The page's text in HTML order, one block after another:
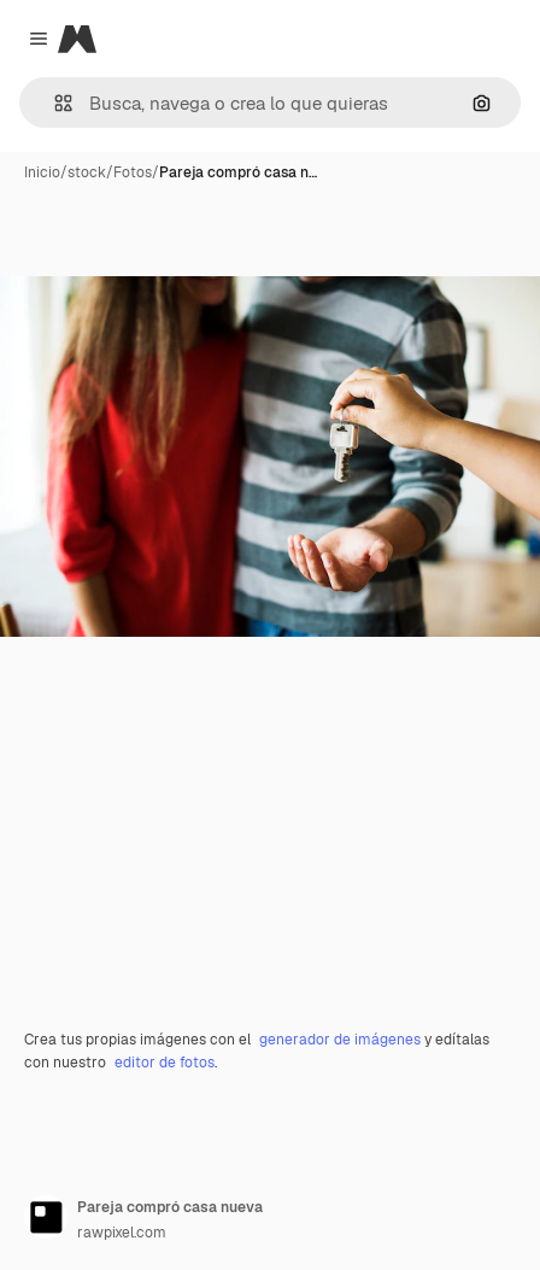
Close menu
Magnific
Inicio/stock/Fotos/Pareja compró casa n…
Crea tus propias imágenes con el generador de imágenesy edítalas
con nuestro editor de fotos.
Pareja compró casa nueva
rawpixel.com